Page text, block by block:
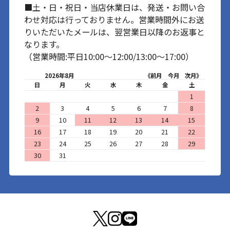
■土・日・祝日・当店休業日は、発送・お問い合
わせ対応は行っておりません。営業時間外にお送
りいただいたメールは、翌営業日以降のお返事と
なります。
（営業時間:平日10:00～12:00/13:00～17:00）
2026年8月 《前月 今月
次月》
日
月 火 水 木 金 土
1
2
3 4 5 6 7
8
9
10 11 12 13 14
15
16
17 18 19 20 21
22
23
24 25 26 27 28
29
30
31